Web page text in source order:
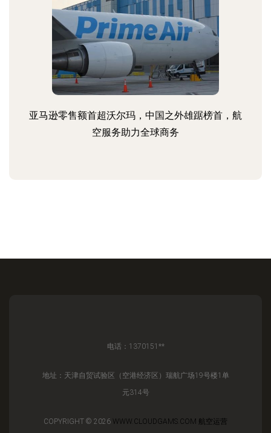
亚马逊零售额首超沃尔玛，中国之外雄踞榜首，航
空服务助力全球商务
电话：1370151**
地址：天津自贸试验区（空港经济区）瑞航广场19号楼1单
元314号
COPYRIGHT © 2026 WWW.CLOUDGAMS.COM 航空运营